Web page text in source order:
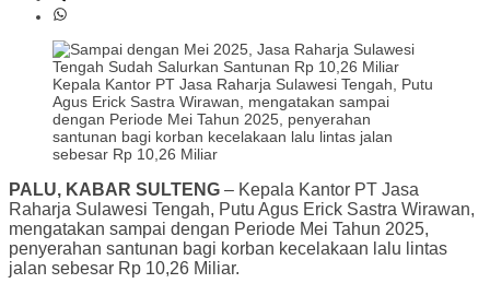
Kepala Kantor PT Jasa Raharja Sulawesi Tengah, Putu
Agus Erick Sastra Wirawan, mengatakan sampai
dengan Periode Mei Tahun 2025, penyerahan
santunan bagi korban kecelakaan lalu lintas jalan
sebesar Rp 10,26 Miliar
PALU, KABAR SULTENG – Kepala Kantor PT Jasa
Raharja Sulawesi Tengah, Putu Agus Erick Sastra Wirawan,
mengatakan sampai dengan Periode Mei Tahun 2025,
penyerahan santunan bagi korban kecelakaan lalu lintas
jalan sebesar Rp 10,26 Miliar.